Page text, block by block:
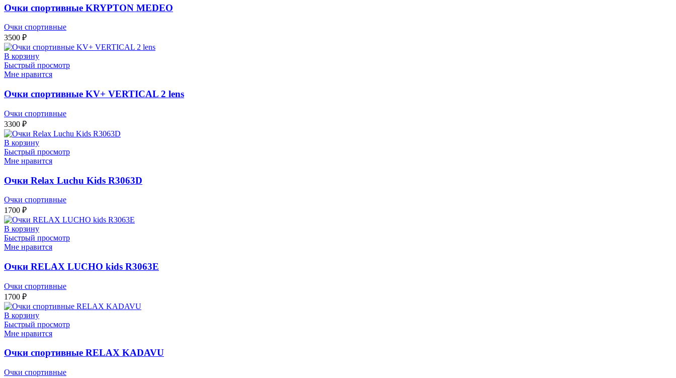
Очки спортивные KRYPTON MEDEO
Очки спортивные
3500 ₽
В корзину
Быстрый просмотр
Мне нравится
Очки спортивные KV+ VERTICAL 2 lens
Очки спортивные
3300 ₽
В корзину
Быстрый просмотр
Мне нравится
Очки Relax Luchu Kids R3063D
Очки спортивные
1700 ₽
В корзину
Быстрый просмотр
Мне нравится
Очки RELAX LUCHO kids R3063E
Очки спортивные
1700 ₽
В корзину
Быстрый просмотр
Мне нравится
Очки спортивные RELAX KADAVU
Очки спортивные